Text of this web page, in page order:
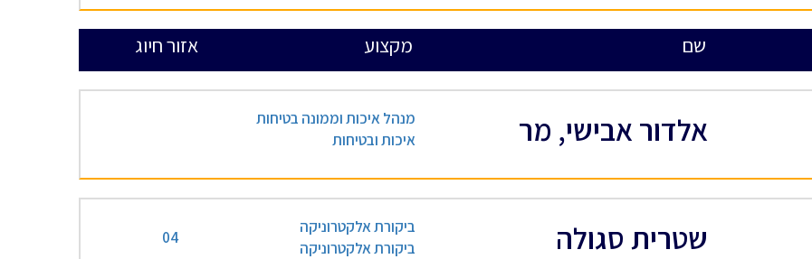
שם מקצוע אזור חיוג
אלדור אבישי, מר
מנהל איכות וממונה בטיחות
איכות ובטיחות
שטרית סגולה
ביקורת אלקטרוניקה
ביקורת אלקטרוניקה
04